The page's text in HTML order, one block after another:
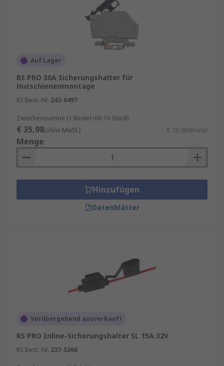
Auf Lager
RS PRO 30A Sicherungshalter für
Hutschienenmontage
RS Best.-Nr. 242-0497
Zwischensumme (1 Beutel mit 10 Stück)
€ 35,98(ohne MwSt.) € 35,98/Beutel
Menge
Hinzufügen
Datenblätter
Vorübergehend ausverkauft
RS PRO Inline-Sicherungshalter SL 15A 32V
RS Best.-Nr. 237-5266